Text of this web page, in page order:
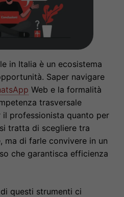
in Italia è un ecosistema
Saper navigare
Web e la formalità
trasversale
il professionista quanto per
tratta di scegliere tra
ma di farle convivere in un
che garantisca efficienza
questi strumenti ci